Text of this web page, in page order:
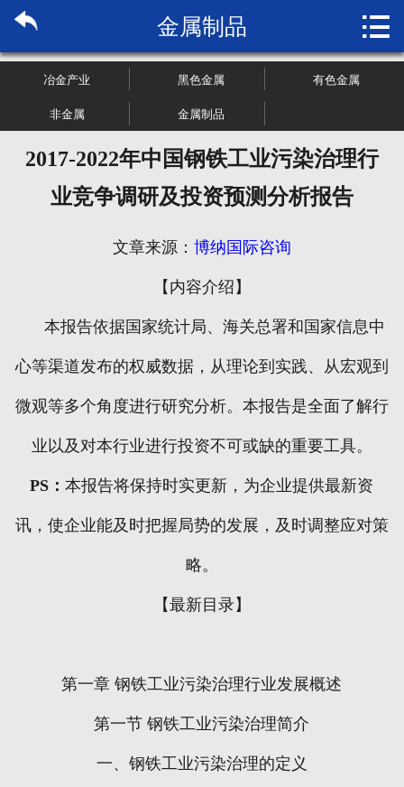
关于博纳
管理咨询
行业报告
大数据
金属制品 
冶金产业 黑色金属 有色金属
非金属 金属制品
2017-2022年中国钢铁工业污染治理行
业竞争调研及投资预测分析报告
文章来源： 博纳国际咨询
【内容介绍】
本报告依据国家统计局、海关总署和国家信息中
心等渠道发布的权威数据，从理论到实践、从宏观到
微观等多个角度进行研究分析。本报告是全面了解行
业以及对本行业进行投资不可或缺的重要工具。
PS ：本报告将保持时实更新，为企业提供最新资
讯，使企业能及时把握局势的发展，及时调整应对策
略。
【最新目录】
第一章 钢铁工业污染治理行业发展概述
第一节 钢铁工业污染治理简介
一、钢铁工业污染治理的定义